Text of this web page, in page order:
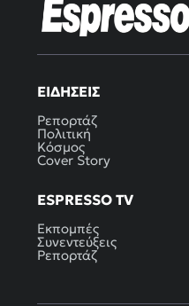
ΕΙΔΉΣΕΙΣ
Ρεπορτάζ
Πολιτική
Κόσμος
Cover Story
ESPRESSO TV
Εκπομπές
Συνεντεύξεις
Ρεπορτάζ